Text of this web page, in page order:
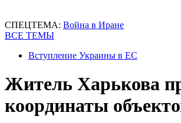
СПЕЦТЕМА: Война в Иране
ВСЕ ТЕМЫ
Вступление Украины в ЕС
Житель Харькова
координаты